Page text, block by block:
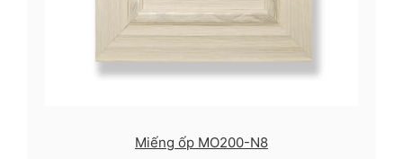
Miếng ốp MO200-N8